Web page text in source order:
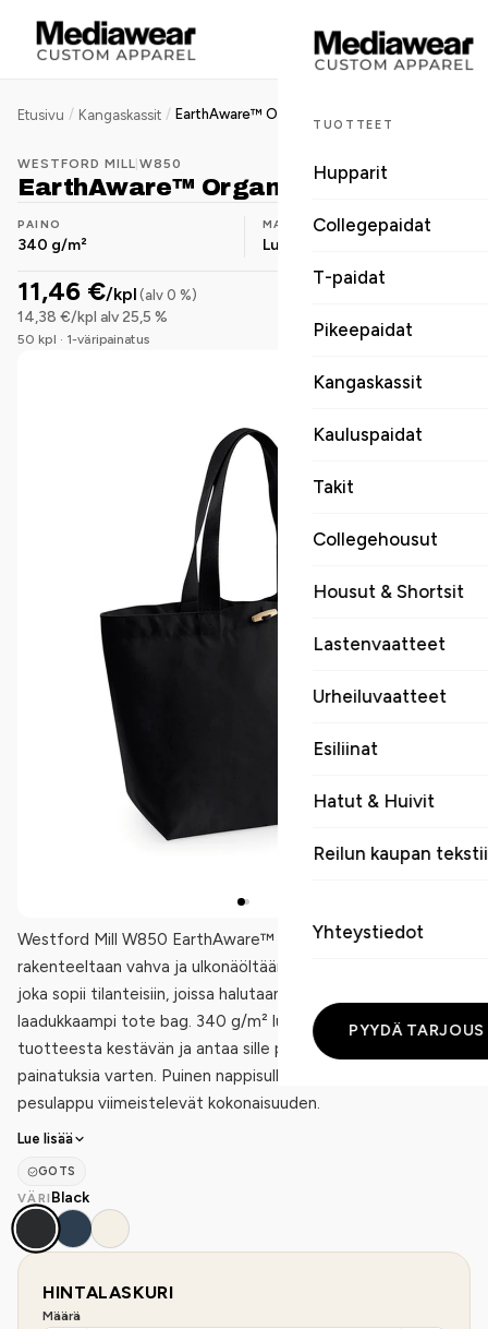
TUOTTEET
Hupparit
Collegepaidat
T-paidat
Pikeepaidat
Kangaskassit
Kauluspaidat
Takit
Collegehousut
Housut & Shortsit
Lastenvaatteet
Urheiluvaatteet
Esiliinat
Hatut & Huivit
Reilun kaupan
Yhteystiedot
PYYDÄ TARJOUS
Etusivu / Kangaskassit / EarthAware™ Organic Marina Tote
WESTFORD MILL |W850
EarthAware™ Organic Marina Tote
PAINO
340 g/m²
MATERIAALI
Luomupuuvilla
11,46 €/kpl (alv 0 %)
14,38 €/kpl alv 25,5 %
50 kpl · 1-väripainatus
Westford Mill W850 EarthAware™ Organic Marina Tote on
rakenteeltaan vahva ja ulkonäöltään huoliteltu kangaskassi,
joka sopii tilanteisiin, joissa halutaan tavallista tilavampi ja
laadukkaampi tote bag. 340 g/m² luomucanvas tekee
tuotteesta kestävän ja antaa sille premium-henkisen pinnan
painatuksia varten. Puinen nappisulku ja irrotettava
pesulappu viimeistelevät kokonaisuuden.
Lue lisää
GOTS
VÄRI Black
HINTALASKURI
Määrä